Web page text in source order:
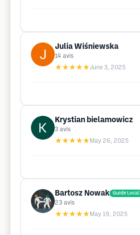
Julia Wiśniewska
14 avis
★★★★★June 3, 2025
Krystian bielamowicz
3 avis
★★★★★ May 26, 2025
Bartosz Nowak Guide Local
23 avis
★★★★★ May 19, 2025